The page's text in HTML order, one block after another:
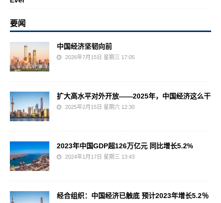
要闻
中国经济坚韧向前
2026年7月15日 星期三 17:05
扩大高水平对外开放——2025年，中国经济这么干
2025年2月15日 星期六 12:30
2023年中国GDP超126万亿元 同比增长5.2%
2024年1月17日 星期三 13:43
经合组织：中国经济已触底 预计2023年增长5.2％